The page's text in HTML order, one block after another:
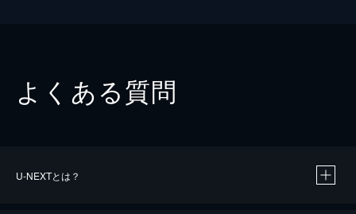
よくある質問
U-NEXTとは？